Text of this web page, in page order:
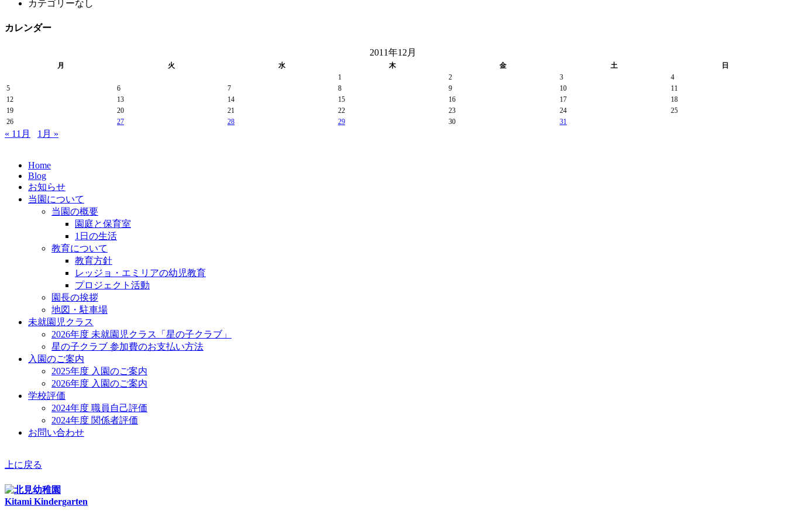
カテゴリーなし
カレンダー
2011年12月
月 火 水 木 金 土
日
1
2 3
4
5
6 7 8 9 10
11
12
13 14 15 16 17
18
19
20 21 22 23 24
25
26
27 28 29 30 31
« 11月 1月 »
Home
Blog
お知らせ
当園について
当園の概要
園庭と保育室
1日の生活
教育について
教育方針
レッジョ・エミリアの幼児教育
プロジェクト活動
園長の挨拶
地図・駐車場
未就園児クラス
2026年度 未就園児クラス「星の子クラブ」
星の子クラブ 参加費のお支払い方法
入園のご案内
2025年度 入園のご案内
2026年度 入園のご案内
学校評価
2024年度 職員自己評価
2024年度 関係者評価
お問い合わせ
上に戻る
Kitami Kindergarten